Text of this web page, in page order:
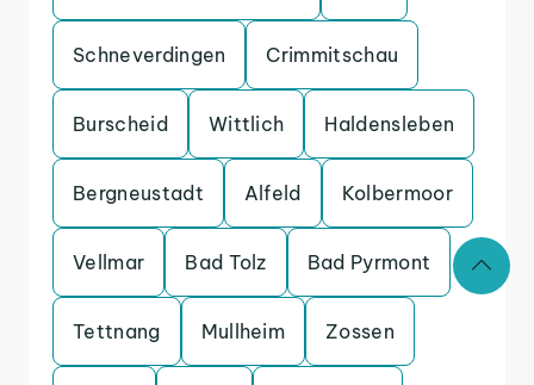
Schneverdingen Crimmitschau
Burscheid Wittlich Haldensleben
Bergneustadt Alfeld Kolbermoor
Vellmar Bad Tolz Bad Pyrmont
Tettnang Mullheim Zossen